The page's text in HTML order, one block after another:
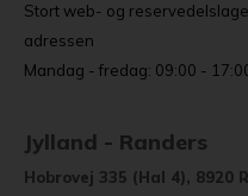
Stort web- og
adressen
Mandag - fredag: 09:00 -
Jylland - Randers
Hobrovej 335 (Hal 4), 8920